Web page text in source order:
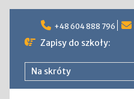
content
+48 604 888 796
Zapisy do szkoły:
Na skróty